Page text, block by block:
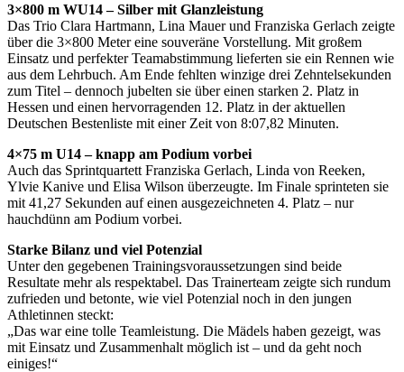
3×800 m WU14 – Silber mit Glanzleistung
Das Trio Clara Hartmann, Lina Mauer und Franziska Gerlach zeigte
über die 3×800 Meter eine souveräne Vorstellung. Mit großem
Einsatz und perfekter Teamabstimmung lieferten sie ein Rennen wie
aus dem Lehrbuch. Am Ende fehlten winzige drei Zehntelsekunden
zum Titel – dennoch jubelten sie über einen starken 2. Platz in
Hessen und einen hervorragenden 12. Platz in der aktuellen
Deutschen Bestenliste mit einer Zeit von 8:07,82 Minuten.
4×75 m U14 – knapp am Podium vorbei
Auch das Sprintquartett Franziska Gerlach, Linda von Reeken,
Ylvie Kanive und Elisa Wilson überzeugte. Im Finale sprinteten sie
mit 41,27 Sekunden auf einen ausgezeichneten 4. Platz – nur
hauchdünn am Podium vorbei.
Starke Bilanz und viel Potenzial
Unter den gegebenen Trainingsvoraussetzungen sind beide
Resultate mehr als respektabel. Das Trainerteam zeigte sich rundum
zufrieden und betonte, wie viel Potenzial noch in den jungen
Athletinnen steckt:
„Das war eine tolle Teamleistung. Die Mädels haben gezeigt, was
mit Einsatz und Zusammenhalt möglich ist – und da geht noch
einiges!“